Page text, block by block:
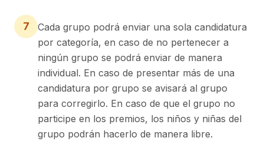
7
Cada grupo podrá enviar una sola candidatura
por categoría, en caso de no pertenecer a
ningún grupo se podrá enviar de manera
individual. En caso de presentar más de una
candidatura por grupo se avisará al grupo
para corregirlo. En caso de que el grupo no
participe en los premios, los niños y niñas del
grupo podrán hacerlo de manera libre.